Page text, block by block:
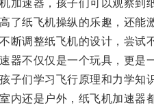
速器，孩子们可以观察到纸
纸飞机操纵的乐趣，还能激
调整纸飞机的设计，尝试不
不仅仅是一个玩具，更是一
们学习飞行原理和力学知识
还是户外，纸飞机加速器都